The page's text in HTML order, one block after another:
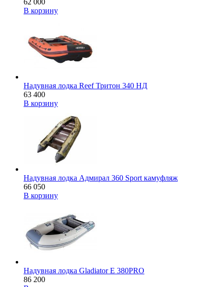
62 000
В корзину
Надувная лодка Reef Тритон 340 НД
63 400
В корзину
Надувная лодка Адмирал 360 Sport камуфляж
66 050
В корзину
Надувная лодка Gladiator E 380PRO
86 200